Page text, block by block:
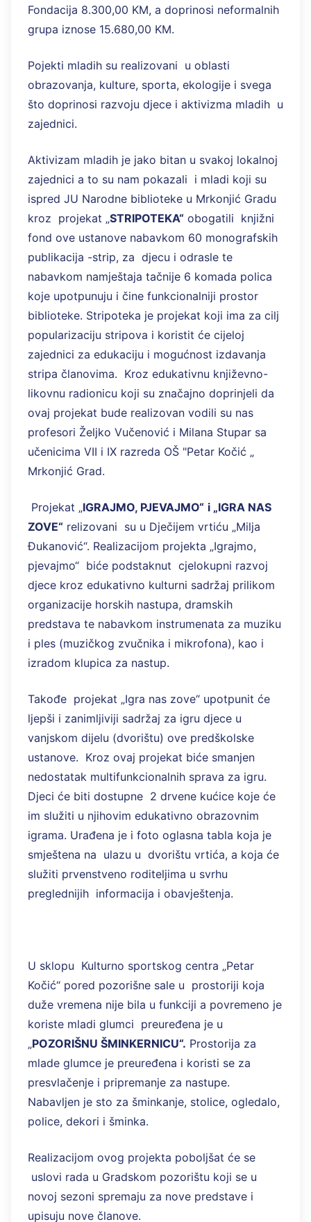
Fondacija 8.300,00 KM, a doprinosi neformalnih
grupa iznose 15.680,00 KM.
Pojekti mladih su realizovani u oblasti
obrazovanja, kulture, sporta, ekologije i svega
što doprinosi razvoju djece i aktivizma mladih u
zajednici.
Aktivizam mladih je jako bitan u svakoj lokalnoj
zajednici a to su nam pokazali i mladi koji su
ispred JU Narodne biblioteke u Mrkonjić Gradu
kroz projekat „STRIPOTEKA“ obogatili knjižni
fond ove ustanove nabavkom 60 monografskih
publikacija -strip, za djecu i odrasle te
nabavkom namještaja tačnije 6 komada polica
koje upotpunuju i čine funkcionalniji prostor
biblioteke. Stripoteka je projekat koji ima za cilj
popularizaciju stripova i koristit će cijeloj
zajednici za edukaciju i mogućnost izdavanja
stripa članovima. Kroz edukativnu književno-
likovnu radionicu koji su značajno doprinjeli da
ovaj projekat bude realizovan vodili su nas
profesori Željko Vučenović i Milana Stupar sa
učenicima VII i IX razreda OŠ "Petar Kočić „
Mrkonjić Grad.
Projekat „IGRAJMO, PJEVAJMO“ i „IGRA NAS
ZOVE“ relizovani su u Dječijem vrtiću „Milja
Đukanović“. Realizacijom projekta „Igrajmo,
pjevajmo“ biće podstaknut cjelokupni razvoj
djece kroz edukativno kulturni sadržaj prilikom
organizacije horskih nastupa, dramskih
predstava te nabavkom instrumenata za muziku
i ples (muzičkog zvučnika i mikrofona), kao i
izradom klupica za nastup.
Takođe projekat „Igra nas zove“ upotpunit će
ljepši i zanimljiviji sadržaj za igru djece u
vanjskom dijelu (dvorištu) ove predškolske
ustanove. Kroz ovaj projekat biće smanjen
nedostatak multifunkcionalnih sprava za igru.
Djeci će biti dostupne 2 drvene kućice koje će
im služiti u njihovim edukativno obrazovnim
igrama. Urađena je i foto oglasna tabla koja je
smještena na ulazu u dvorištu vrtića, a koja će
služiti prvenstveno roditeljima u svrhu
preglednijih informacija i obavještenja.
U sklopu Kulturno sportskog centra „Petar
Kočić“ pored pozorišne sale u prostoriji koja
duže vremena nije bila u funkciji a povremeno je
koriste mladi glumci preuređena je u
„POZORIŠNU ŠMINKERNICU“. Prostorija za
mlade glumce je preuređena i koristi se za
presvlačenje i pripremanje za nastupe.
Nabavljen je sto za šminkanje, stolice, ogledalo,
police, dekori i šminka.
Realizacijom ovog projekta poboljšat će se
uslovi rada u Gradskom pozorištu koji se u
novoj sezoni spremaju za nove predstave i
upisuju nove članove.